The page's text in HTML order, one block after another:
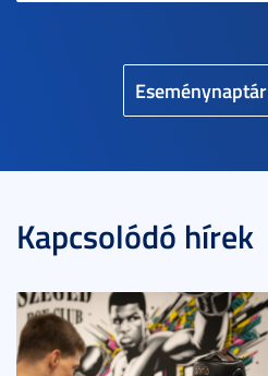
Eseménynaptár
Kapcsolódó hírek